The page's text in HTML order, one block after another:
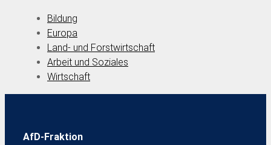
Bildung
Europa
Land- und Forstwirtschaft
Arbeit und Soziales
Wirtschaft
AfD-Fraktion